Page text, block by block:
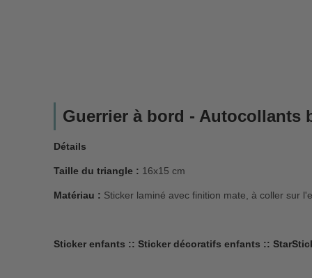
Guerrier à bord - Autocollants
Détails
Taille du triangle : 16x15 cm
Matériau : Sticker laminé avec finition mate, à coller sur
Sticker enfants :: Sticker décoratifs enfants ::